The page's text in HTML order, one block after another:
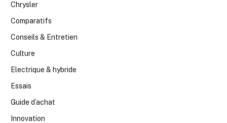
Chrysler
Comparatifs
Conseils & Entretien
Culture
Electrique & hybride
Essais
Guide d’achat
Innovation